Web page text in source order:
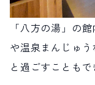
「八方の湯」の
や温泉まんじゅ
と過ごすこともで